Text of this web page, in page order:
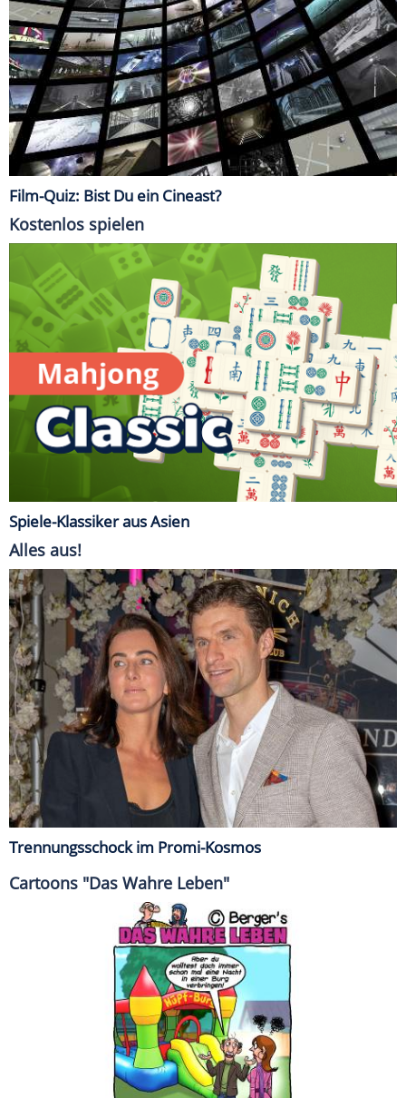
Film-Quiz: Bist Du ein Cineast?
Kostenlos spielen
Spiele-Klassiker aus Asien
Alles aus!
Trennungsschock im Promi-Kosmos
Cartoons "Das Wahre Leben"